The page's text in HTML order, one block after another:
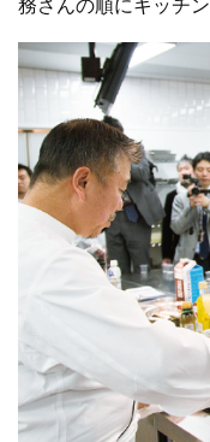
務さんの順にキッチ